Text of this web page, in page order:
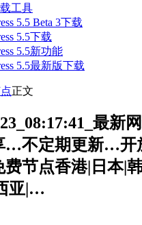
工具
5.5 Beta 3下载
5.5下载
5.5新功能
5.5最新版下载
正文
最新
…不定期更新…开
费节点香港|日本|
亚|…